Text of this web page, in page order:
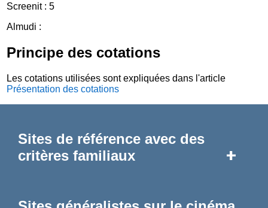
Screenit : 5
Almudi :
Principe des cotations
Les cotations utilisées sont expliquées dans l'article
Présentation des cotations
Sites de référence avec des
critères familiaux
+